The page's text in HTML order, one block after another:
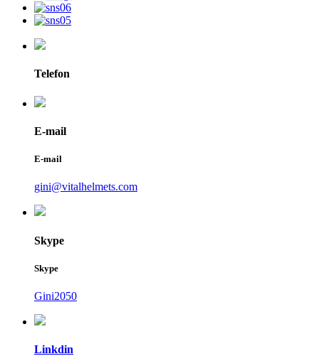
Telefon
E-mail
E-mail
gini@vitalhelmets.com
Skype
Skype
Gini2050
Linkdin